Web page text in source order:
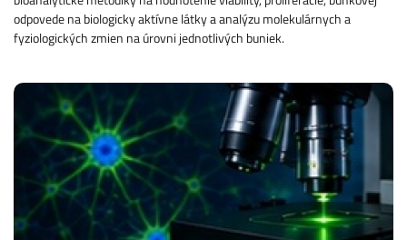
odpovede na biologicky aktívne látky a analýzu molekulárnych a
fyziologických zmien na úrovni jednotlivých buniek.